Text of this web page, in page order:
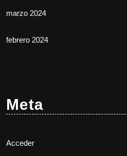
marzo 2024
febrero 2024
Meta
Acceder